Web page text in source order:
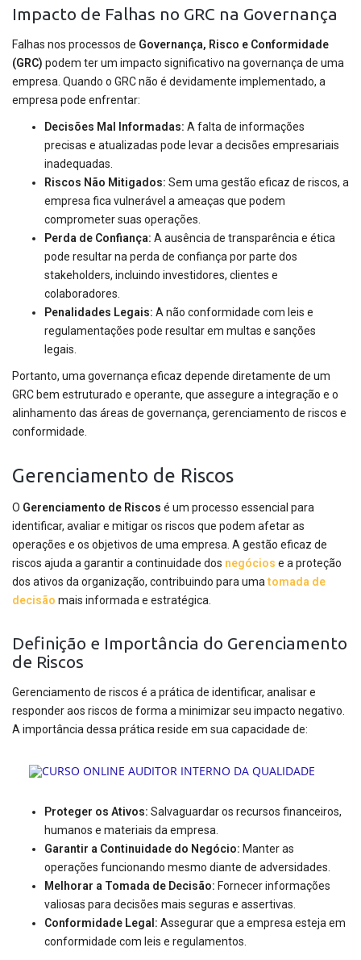
Impacto de Falhas no GRC na Governança
Falhas nos processos de Governança, Risco e Conformidade
(GRC) podem ter um impacto significativo na governança de uma
empresa. Quando o GRC não é devidamente implementado, a
empresa pode enfrentar:
Decisões Mal Informadas: A falta de informações
precisas e atualizadas pode levar a decisões empresariais
inadequadas.
Riscos Não Mitigados: Sem uma gestão eficaz de riscos, a
empresa fica vulnerável a ameaças que podem
comprometer suas operações.
Perda de Confiança: A ausência de transparência e ética
pode resultar na perda de confiança por parte dos
stakeholders, incluindo investidores, clientes e
colaboradores.
Penalidades Legais: A não conformidade com leis e
regulamentações pode resultar em multas e sanções
legais.
Portanto, uma governança eficaz depende diretamente de um
GRC bem estruturado e operante, que assegure a integração e o
alinhamento das áreas de governança, gerenciamento de riscos e
conformidade.
Gerenciamento de Riscos
O Gerenciamento de Riscos é um processo essencial para
identificar, avaliar e mitigar os riscos que podem afetar as
operações e os objetivos de uma empresa. A gestão eficaz de
riscos ajuda a garantir a continuidade dos negócios e a proteção
dos ativos da organização, contribuindo para umatomada de
decisão mais informada e estratégica.
Definição e Importância do Gerenciamento
de Riscos
Gerenciamento de riscos é a prática de identificar, analisar e
responder aos riscos de forma a minimizar seu impacto negativo.
A importância dessa prática reside em sua capacidade de:
Proteger os Ativos: Salvaguardar os recursos financeiros,
humanos e materiais da empresa.
Garantir a Continuidade do Negócio: Manter as
operações funcionando mesmo diante de adversidades.
Melhorar a Tomada de Decisão: Fornecer informações
valiosas para decisões mais seguras e assertivas.
Conformidade Legal: Assegurar que a empresa esteja em
conformidade com leis e regulamentos.